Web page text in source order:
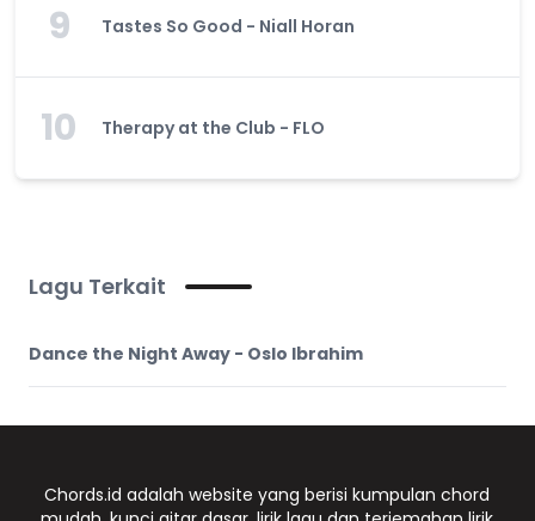
9 Tastes So Good - Niall Horan
10 Therapy at the Club - FLO
Lagu Terkait
Dance the Night Away - Oslo Ibrahim
Chords.id adalah website yang berisi kumpulan chord